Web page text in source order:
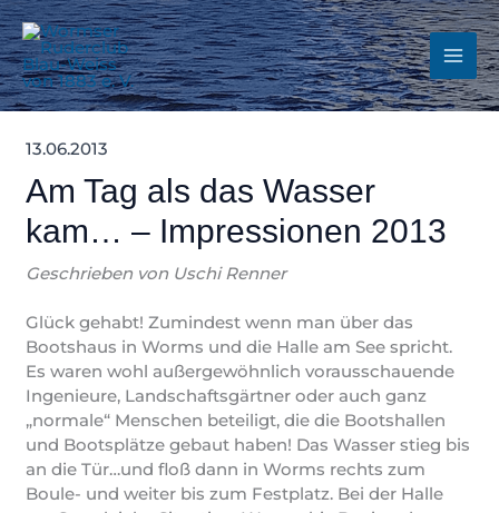
Zum
Inhalt
springen
13.06.2013
Am Tag als das Wasser
kam… – Impressionen 2013
Geschrieben von Uschi Renner
Glück gehabt! Zumindest wenn man über das
Bootshaus in Worms und die Halle am See spricht.
Es waren wohl außergewöhnlich vorausschauende
Ingenieure, Landschaftsgärtner oder auch ganz
„normale“ Menschen beteiligt, die die Bootshallen
und Bootsplätze gebaut haben! Das Wasser stieg bis
an die Tür…und floß dann in Worms rechts zum
Boule- und weiter bis zum Festplatz. Bei der Halle